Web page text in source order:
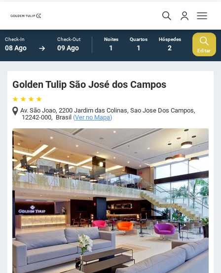
Check-In
08 Ago
Check-Out
09 Ago
Noites
1
Quartos
1
Hóspedes
2 Editar
Golden Tulip São José dos Campos
Av. São Joao, 2200 Jardim das Colinas,Sao Jose Dos Campos,
12242-000, Brasil (Ver no Mapa)